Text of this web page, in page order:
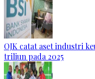
OJK catat aset industri
triliun pada 2025